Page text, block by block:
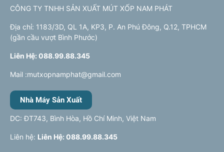
CÔNG TY TNHH SẢN XUẤT MÚT XỐP NAM PHÁT
Địa chỉ: 1183/3D, QL 1A, KP3, P. An Phú Đông, Q.12, TPHCM
(gần cầu vượt Bình Phước)
Liên Hệ: 088.99.88.345
Mail :mutxopnamphat@gmail.com
Nhà Máy Sản Xuất
DC: ĐT743, Bình Hòa, Hồ Chí Minh, Việt Nam
Liên hệ: Liên Hệ: 088.99.88.345